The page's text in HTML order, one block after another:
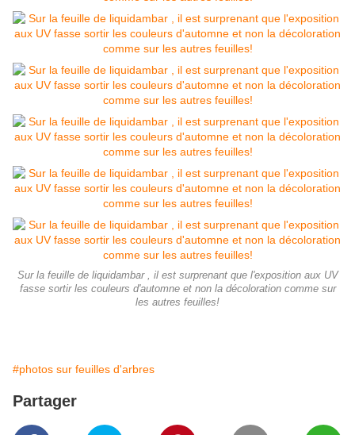
Sur la feuille de liquidambar , il est surprenant que l'exposition aux UV
fasse sortir les couleurs d'automne et non la décoloration comme sur
les autres feuilles!
#photos sur feuilles d'arbres
Partager